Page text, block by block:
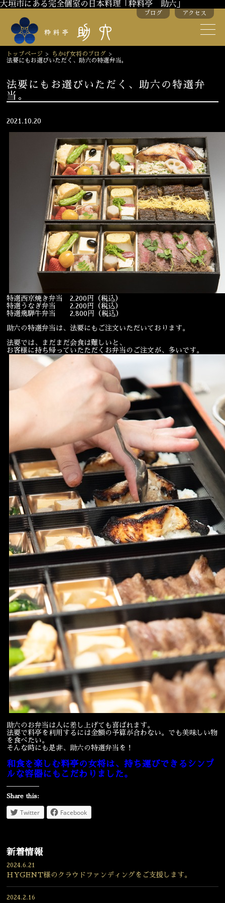
大垣市にある完全個室の日本料理「粋料亭 助六」
ブログ アクセス
トップページ > ちかげ女将のブログ >
法要にもお選びいただく、助六の特選弁当。
法要にもお選びいただく、助六の特選弁
当。
2021.10.20
特選西京焼き弁当 2,200円（税込）
特選うなぎ弁当 2,200円（税込）
特選飛騨牛弁当 2,800円（税込）
助六の特選弁当は、法要にもご注文いただいております。
法要では、まだまだ会食は難しいと、
お客様に持ち帰っていたただくお弁当のご注文が、多いです。
助六のお弁当は人に差し上げても喜ばれます。
法要で料亭を利用するには金額の予算が合わない。でも美味しい物
を食べたい。
そんな時にも是非、助六の特選弁当を！
和食を楽しむ料亭の女将は、持ち運びできるシンプ
ルな容器にもこだわりました。
Share this:
Twitter Facebook
新着情報
2024.6.21
HYGENT様のクラウドファンディングをご支援します。
2024.2.16
スタッフ紹介
季節のお料理 お弁当
お飲み物
お部屋のご紹介 会議・舞台のご利用
結婚式・披露宴
法要
お顔合わせ
ウェディング